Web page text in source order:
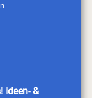
Ideen- &